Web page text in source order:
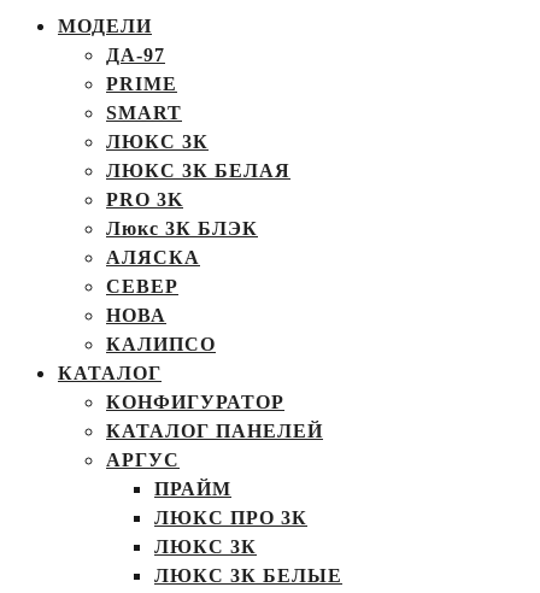
МОДЕЛИ
ДА-97
PRIME
SMART
ЛЮКС 3К
ЛЮКС 3К БЕЛАЯ
PRO 3K
Люкс 3К БЛЭК
АЛЯСКА
СЕВЕР
НОВА
КАЛИПСО
КАТАЛОГ
КОНФИГУРАТОР
КАТАЛОГ ПАНЕЛЕЙ
АРГУС
ПРАЙМ
ЛЮКС ПРО 3К
ЛЮКС 3К
ЛЮКС 3К БЕЛЫЕ